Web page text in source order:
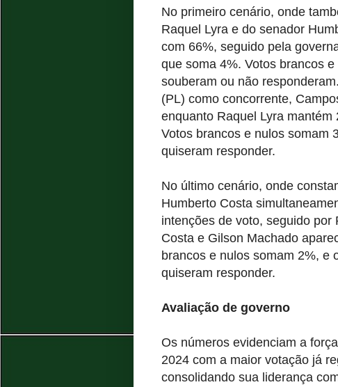
No primeiro cenário, onde
Raquel Lyra e do senador
com 66%, seguido pela
que soma 4%. Votos brancos
souberam ou não
(PL) como concorrente,
enquanto Raquel Lyra
Votos brancos e nulos somam
quiseram responder.
No último cenário, onde
Humberto Costa
intenções de voto, seguido
Costa e Gilson Machado
brancos e nulos somam 2%, e
quiseram responder.
Avaliação de governo
Os números evidenciam a
2024 com a maior votação já
consolidando sua liderança